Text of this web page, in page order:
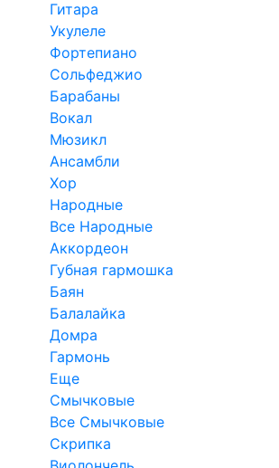
Гитара
Укулеле
Фортепиано
Сольфеджио
Барабаны
Вокал
Мюзикл
Ансамбли
Хор
Народные
Все Народные
Аккордеон
Губная гармошка
Баян
Балалайка
Домра
Гармонь
Еще
Смычковые
Все Смычковые
Скрипка